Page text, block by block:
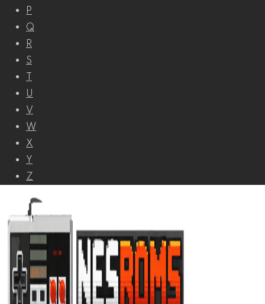
P
Q
R
S
U
V
W
X
Y
Z